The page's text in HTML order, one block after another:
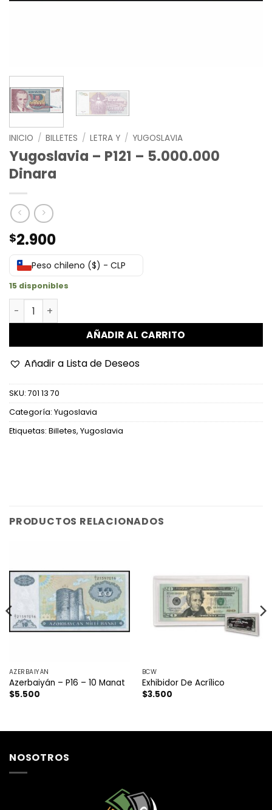
INICIO / BILLETES / LETRA Y / YUGOSLAVIA
Yugoslavia – P121 – 5.000.000
Dinara
$2.900
Peso chileno ($) - CLP
15 disponibles
Yugoslavia - P121 - 5.000.000 Dinara cantidad
AÑADIR AL CARRITO
Añadir a Lista de Deseos
SKU: 701 13 70
Categoría: Yugoslavia
Etiquetas: Billetes, Yugoslavia
PRODUCTOS RELACIONADOS
AZERBAIYÁN
Azerbaiyán – P16 – 10 Manat
$5.500
BCW
Exhibidor De Acrílico
$3.500
NOSOTROS